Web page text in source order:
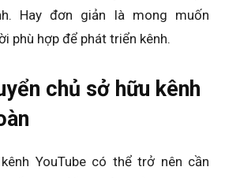
Hay đơn giản là mong muốn
phù hợp để phát triển kênh.
chủ sở hữu kênh
YouTube có thể trở nên cần